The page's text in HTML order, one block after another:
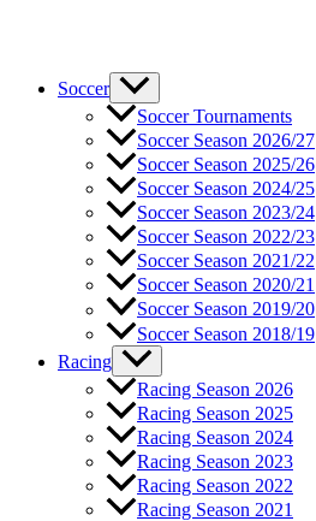
Soccer
Soccer Tournaments
Soccer Season 2026/27
Soccer Season 2025/26
Soccer Season 2024/25
Soccer Season 2023/24
Soccer Season 2022/23
Soccer Season 2021/22
Soccer Season 2020/21
Soccer Season 2019/20
Soccer Season 2018/19
Racing
Racing Season 2026
Racing Season 2025
Racing Season 2024
Racing Season 2023
Racing Season 2022
Racing Season 2021